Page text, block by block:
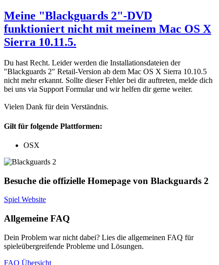
Meine "Blackguards 2"-DVD
funktioniert nicht mit meinem Mac OS X
Sierra 10.11.5.
Du hast Recht. Leider werden die Installationsdateien der
"Blackguards 2" Retail-Version ab dem Mac OS X Sierra 10.10.5
nicht mehr erkannt. Sollte dieser Fehler bei dir auftreten, melde dich
bei uns via Support Formular und wir helfen dir gerne weiter.
Vielen Dank für dein Verständnis.
Gilt für folgende Plattformen:
OSX
Besuche die offizielle Homepage von Blackguards 2
Spiel Website
Allgemeine FAQ
Dein Problem war nicht dabei? Lies die allgemeinen FAQ für
spieleübergreifende Probleme und Lösungen.
FAQ Übersicht